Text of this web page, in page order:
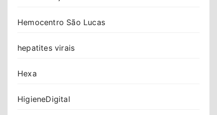
Hemocentro São Lucas
hepatites virais
Hexa
HigieneDigital